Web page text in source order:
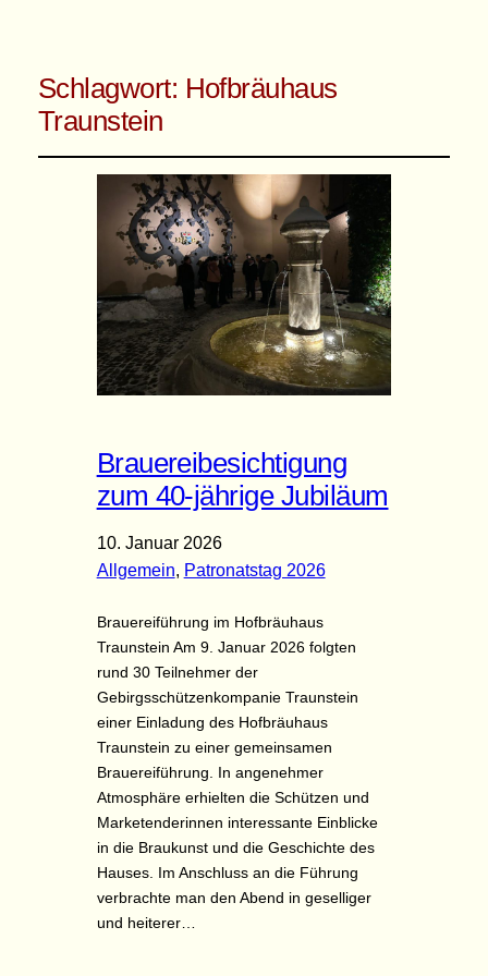
Schlagwort: Hofbräuhaus
Traunstein
Brauereibesichtigung
zum 40-jährige Jubiläum
10. Januar 2026
Allgemein, Patronatstag 2026
Brauereiführung im Hofbräuhaus
Traunstein Am 9. Januar 2026 folgten
rund 30 Teilnehmer der
Gebirgsschützenkompanie Traunstein
einer Einladung des Hofbräuhaus
Traunstein zu einer gemeinsamen
Brauereiführung. In angenehmer
Atmosphäre erhielten die Schützen und
Marketenderinnen interessante Einblicke
in die Braukunst und die Geschichte des
Hauses. Im Anschluss an die Führung
verbrachte man den Abend in geselliger
und heiterer…